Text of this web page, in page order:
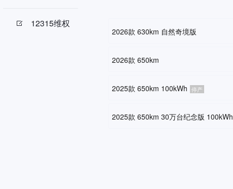
12315维权
2026款 630km 自然奇境版
2026款 650km
2025款 650km 100kWh 停产
2025款 650km 30万台纪念版 100kWh